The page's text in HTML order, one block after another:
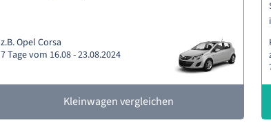
z.B. Opel Corsa
7 Tage vom 16.08 - 23.08.2024
Kleinwagen vergleichen